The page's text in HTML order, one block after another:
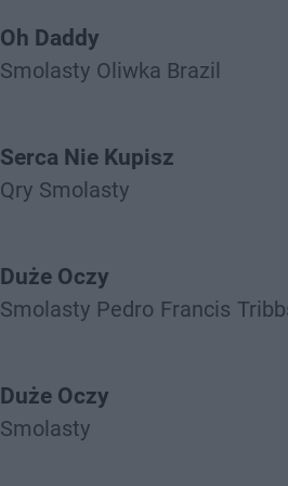
Oh Daddy
Smolasty Oliwka Brazil
Serca Nie Kupisz
Qry Smolasty
Duże Oczy
Smolasty Pedro Francis
Duże Oczy
Smolasty